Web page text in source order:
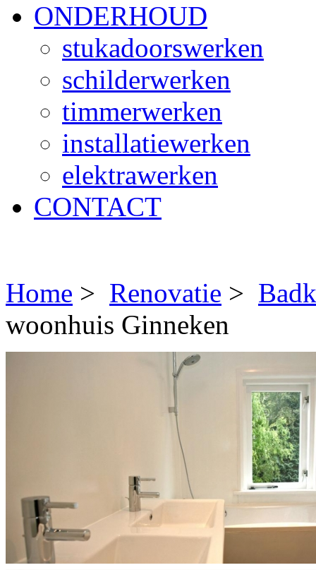
ONDERHOUD
stukadoorswerken
schilderwerken
timmerwerken
installatiewerken
elektrawerken
CONTACT
Home > Renovatie >
woonhuis Ginneken